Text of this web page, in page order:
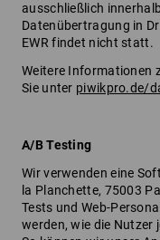
ausschließlich
Datenübertragung in
EWR findet nicht statt.
Weitere Informationen
Sie unter piwikpro.de/
A/B Testing
Wir verwenden eine
la Planchette, 75003
Tests und Web-
werden, wie die Nutzer